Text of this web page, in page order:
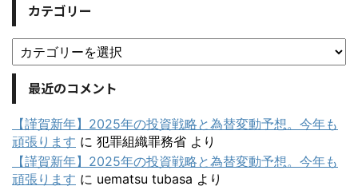
カテゴリー
最近のコメント
【謹賀新年】2025年の投資戦略と為替変動予想。今年も
頑張ります に 犯罪組織罪務省 より
【謹賀新年】2025年の投資戦略と為替変動予想。今年も
頑張ります に uematsu tubasa より